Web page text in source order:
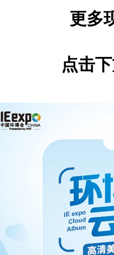
场精彩演讲
续，7月12
西部国际博
更多